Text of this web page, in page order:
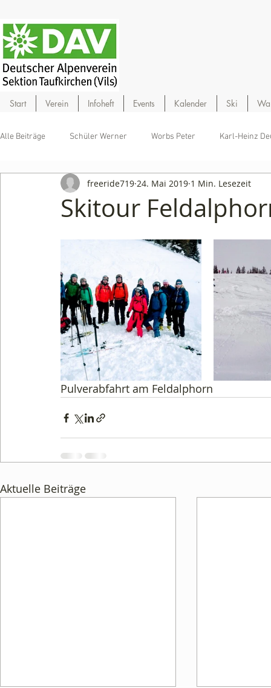
Start Verein Infoheft Events Kalender Ski
Alle Beiträge Schüler Werner Worbs Peter Karl-Heinz
Skitour
freeride719 24. Mai 2019 1 Min. Lesezeit
Pulverabfahrt am Feldalphorn
Aktuelle Beiträge